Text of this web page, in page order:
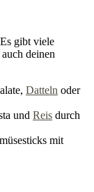
gibt viele
deinen
Datteln oder
und Reis durch
mit